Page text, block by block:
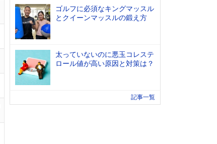
ゴルフに必須なキングマッスル
とクイーンマッスルの鍛え方
太っていないのに悪玉コレステ
ロール値が高い原因と対策は？
記事一覧